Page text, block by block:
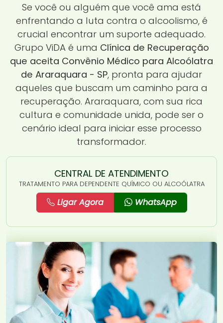
Se você ou alguém que você ama está
enfrentando a luta contra o alcoolismo, é
crucial encontrar um suporte adequado.
Grupo ViDA é uma Clínica de Recuperação
que aceita Convênio Médico para Alcoólatra
de Araraquara - SP, pronta para ajudar
aqueles que buscam um caminho para a
recuperação. Araraquara, com sua rica
cultura e comunidade unida, pode ser o
cenário ideal para iniciar esse processo
transformador.
CENTRAL DE ATENDIMENTO
TRATAMENTO PARA DEPENDENTE QUÍMICO OU ALCOÓLATRA
Ligar Agora WhatsApp